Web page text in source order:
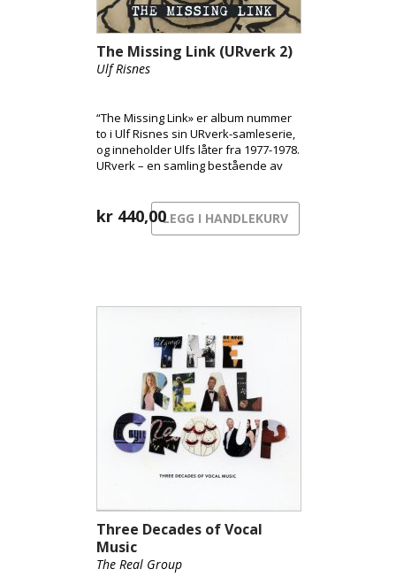
The Missing Link (URverk 2)
Ulf Risnes
“The Missing Link» er album nummer
to i Ulf Risnes sin URverk-samleserie,
og inneholder Ulfs låter fra 1977-1978.
URverk – en samling bestående av
1977 til 1988, da han ble med i Tre
Små Kinesere. URverk er en samling
på vinyl og alle sammen kommer med
sangene ble spilt inn og med èn
garanti: hjemmelaget!
kr 440,00LEGG I HANDLEKURV
Three Decades of Vocal
Music
The Real Group